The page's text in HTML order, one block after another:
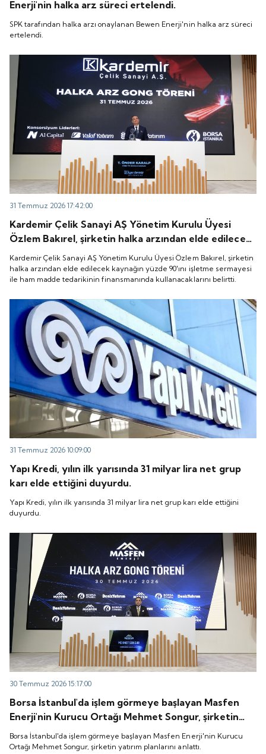
Enerji'nin halka arz süreci ertelendi.
SPK tarafından halka arzı onaylanan Bewen Enerji'nin halka arz süreci
ertelendi.
31 Temmuz 2026 17:42:00
Kardemir Çelik Sanayi AŞ Yönetim Kurulu Üyesi
Özlem Bakırel, şirketin halka arzından elde edilecek
kaynağın yüzde 90'ını işletme sermayesi ile ham
madde tedarikinin finansmanında kullanacaklarını
belirtti.
Kardemir Çelik Sanayi AŞ Yönetim Kurulu Üyesi Özlem Bakırel, şirketin
halka arzından elde edilecek kaynağın yüzde 90'ını işletme sermayesi
ile ham madde tedarikinin finansmanında kullanacaklarını belirtti.
31 Temmuz 2026 10:09:00
Yapı Kredi, yılın ilk yarısında 31 milyar lira net grup
karı elde ettiğini duyurdu.
Yapı Kredi, yılın ilk yarısında 31 milyar lira net grup karı elde ettiğini
duyurdu.
30 Temmuz 2026 15:17:00
Borsa İstanbul'da işlem görmeye başlayan Masfen
Enerji'nin Kurucu Ortağı Mehmet Songur, şirketin
yatırım planlarını anlattı.
Borsa İstanbul'da işlem görmeye başlayan Masfen Enerji'nin Kurucu
Ortağı Mehmet Songur, şirketin yatırım planlarını anlattı.